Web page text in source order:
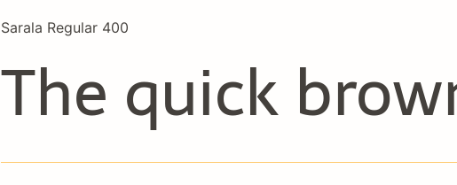
Sarala Regular 400
The quick